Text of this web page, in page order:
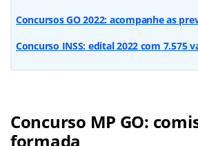
Concursos GO 2022: acompanhe as
Concurso INSS: edital 2022 com 7.575
Concurso MP GO:
formada